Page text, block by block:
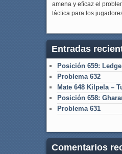
amena y eficaz el
táctica para los
Entradas
Posición 659:
Problema 632
Mate 648 Kilpela –
Posición 658:
Problema 631
Comentarios